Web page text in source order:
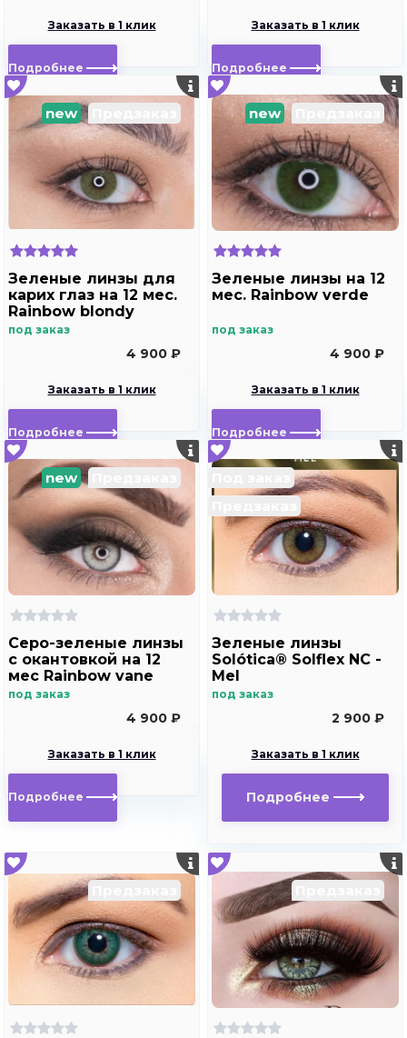
Заказать в 1 клик
Подробнее
Заказать в 1 клик
Подробнее
new
Зеленые линзы для
карих глаз на 12 мес.
Rainbow blondy
под заказ
4 900 ₽
Заказать в 1 клик
Подробнее
new
Зеленые линзы на 12
мес. Rainbow verde
под заказ
4 900 ₽
Заказать в 1 клик
Подробнее
new
Cеро-зеленые линзы
с окантовкой на 12
мес Rainbow vane
под заказ
4 900 ₽
Заказать в 1 клик
Подробнее
Зеленые линзы
Solótica® Solflex NC -
Mel
под заказ
2 900 ₽
Заказать в 1 клик
Подробнее